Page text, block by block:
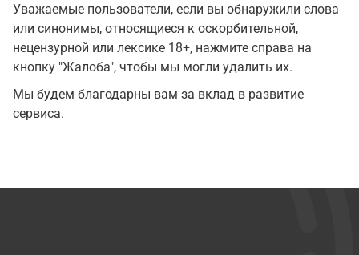
Уважаемые пользователи, если вы обнаружили слова
или синонимы, относящиеся к оскорбительной,
нецензурной или лексике 18+, нажмите справа на
кнопку "Жалоба", чтобы мы могли удалить их.
Мы будем благодарны вам за вклад в развитие
сервиса.